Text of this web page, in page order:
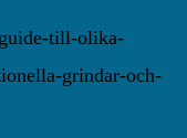
till-olika-
grindar-och-